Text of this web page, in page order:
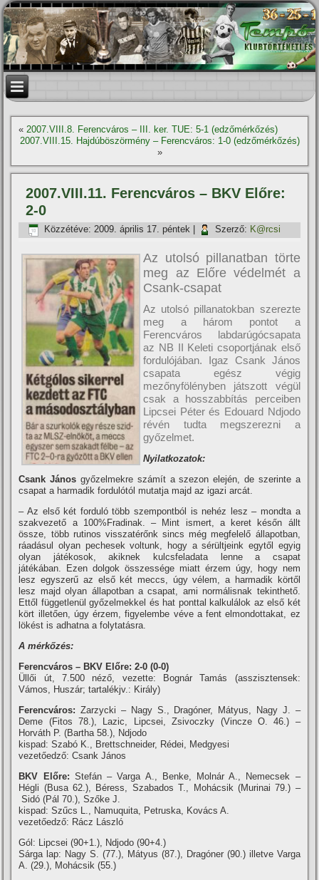
«2007.VIII.8. Ferencváros – III. ker. TUE: 5-1 (edzőmérkőzés)
2007.VIII.15. Hajdúböszörmény – Ferencváros: 1-0 (edzőmérkőzés)
»
2007.VIII.11. Ferencváros – BKV Előre:
2-0
Közzétéve: 2009. április 17. péntek Szerző: K@rcsi
Az utolsó pillanatban törte
meg az Előre védelmét a
Csank-csapat
Az utolsó pillanatokban szerezte
meg a három pontot a
Ferencváros labdarúgócsapata
az NB II Keleti csoportjának első
fordulójában. Igaz Csank János
csapata egész végig
mezőnyfölényben játszott végül
csak a hosszabbí­tás perceiben
Lipcsei Péter és Edouard Ndjodo
révén tudta megszerezni a
győzelmet.
Nyilatkozatok:
Csank János győzelmekre számí­t a szezon elején, de szerinte a
csapat a harmadik fordulótól mutatja majd az igazi arcát.
– Az első két forduló több szempontból is nehéz lesz – mondta a
szakvezető a 100%Fradinak. – Mint ismert, a keret későn állt
össze, több rutinos visszatérőnk sincs még megfelelő állapotban,
ráadásul olyan pechesek voltunk, hogy a sérültjeink egytől egyig
olyan játékosok, akiknek kulcsfeladata lenne a csapat
játékában. Ezen dolgok összessége miatt érzem úgy, hogy nem
lesz egyszerű az első két meccs, úgy vélem, a harmadik körtől
lesz majd olyan állapotban a csapat, ami normálisnak tekinthető.
Ettől függetlenül győzelmekkel és hat ponttal kalkulálok az első két
kört illetően, úgy érzem, figyelembe véve a fent elmondottakat, ez
lökést is adhatna a folytatásra.
A mérkőzés:
Ferencváros – BKV Előre: 2-0 (0-0)
Üllői út, 7.500 néző, vezette: Bognár Tamás (asszisztensek:
Vámos, Huszár; tartalékjv.: Király)
Ferencváros: Zarzycki – Nagy S., Dragóner, Mátyus, Nagy J. –
Deme (Fitos 78.), Lazic, Lipcsei, Zsivoczky (Vincze O. 46.) –
Horváth P. (Bartha 58.), Ndjodo
kispad: Szabó K., Brettschneider, Rédei, Medgyesi
vezetőedző: Csank János
BKV Előre: Stefán – Varga A., Benke, Molnár A., Nemecsek –
Hégli (Busa 62.), Béress, Szabados T., Mohácsik (Murinai 79.) –
Sidó (Pál 70.), Szőke J.
kispad: Szűcs L., Namuquita, Petruska, Kovács A.
vezetőedző: Rácz László
Gól: Lipcsei (90+1.), Ndjodo (90+4.)
Sárga lap: Nagy S. (77.), Mátyus (87.), Dragóner (90.) illetve Varga
A. (29.), Mohácsik (55.)